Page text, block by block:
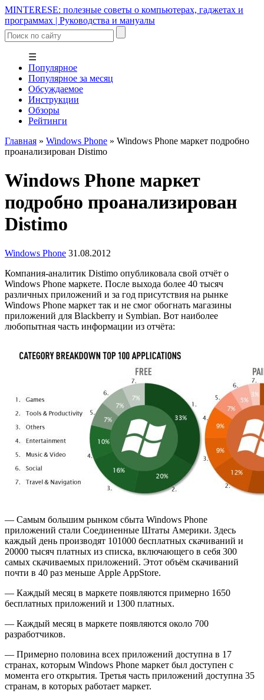
MINTERESE: полезные советы о компьютерах, гаджетах и
программах | Руководства и мануалы
☰
Популярное
Популярное за месяц
Обсуждаемое
Инструкции
Обзоры
Рейтинги
Главная » Windows Phone » Windows Phone маркет подробно
проанализирован Distimo
Windows Phone маркет
подробно проанализирован
Distimo
Windows Phone 31.08.2012
Компания-аналитик Distimo опубликовала свой отчёт о
Windows Phone маркете. После выхода более 40 тысяч
различных приложений и за год присутствия на рынке
Windows Phone маркет так и не смог обогнать магазины
приложений для Blackberry и Symbian. Вот наиболее
любопытная часть информации из отчёта:
— Самым большим рынком сбыта Windows Phone
приложений стали Соединенные Штаты Америки. Здесь
каждый день производят 101000 бесплатных скачиваний и
20000 тысяч платных из списка, включающего в себя 300
самых скачиваемых приложений. Этот объём скачиваний
почти в 40 раз меньше Apple AppStore.
— Каждый месяц в маркете появляются примерно 1650
бесплатных приложений и 1300 платных.
— Каждый месяц в маркете появляются около 700
разработчиков.
— Примерно половина всех приложений доступна в 17
странах, которым Windows Phone маркет был доступен с
момента его открытия. Третья часть приложений доступна 35
странам, в которых работает маркет.